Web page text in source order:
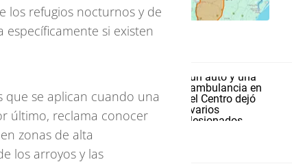
los refugios nocturnos y de
si existen
que se aplican cuando una
último, reclama conocer
zonas de alta
los arroyos y las